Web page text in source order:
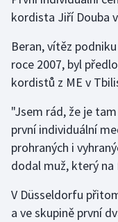
Házená
Judo
Krasobruslení
Lezení
kordista Jiří Douba
Beran, vítěz
roce 2007, byl
kordistů z ME v
"Jsem rád, že je
první individuální
prohraných i
dodal muž, který
V Düsseldorfu
a ve skupině první